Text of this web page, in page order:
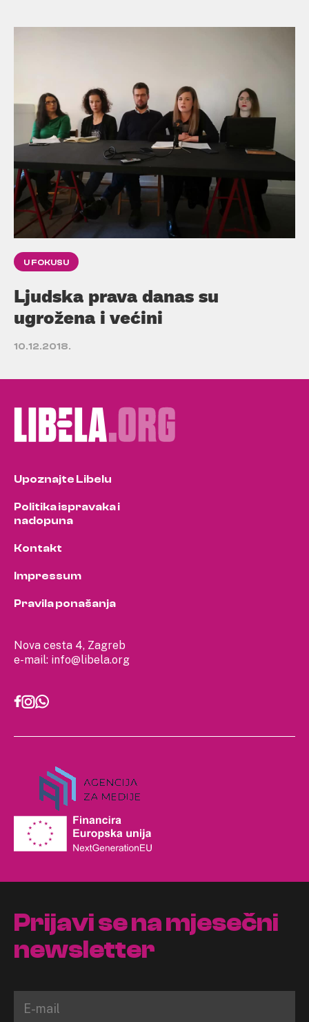
U FOKUSU
Ljudska prava danas su
ugrožena i većini
10.12.2018.
Nova cesta 4, Zagreb
e-mail: info@libela.org
Upoznajte Libelu
Politika ispravaka i
nadopuna
Kontakt
Impressum
Pravila ponašanja
Prijavi se na mjesečni
newsletter